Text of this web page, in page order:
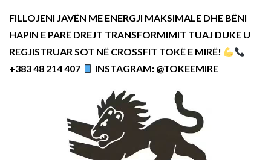
FILLOJENI JAVËN ME ENERGJI MAKSIMALE DHE BËNI
HAPIN E PARË DREJT TRANSFORMIMIT TUAJ DUKE U
REGJISTRUAR SOT NË CROSSFIT TOKË E MIRË!
+383 48 214 407
INSTAGRAM: @TOKEEMIRE